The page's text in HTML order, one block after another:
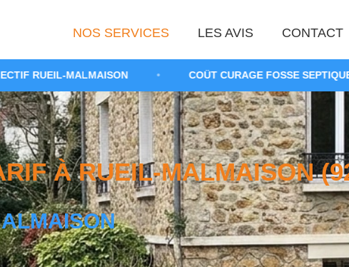
NOS SERVICES LES AVIS CONTACT
• COÛT CURAGE FOSSE SEPTIQUE 92500 •
À RUEIL-MALMAISON